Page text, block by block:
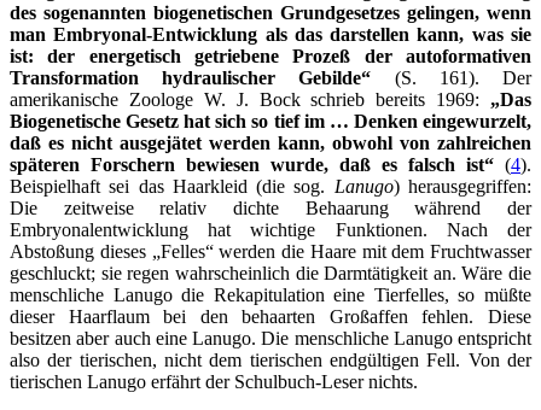
des sogenannten biogenetischen Grundgesetzes gelingen, wenn
man Embryonal-Entwicklung als das darstellen kann, was sie
ist: der energetisch getriebene Prozeß der autoformativen
Transformation hydraulischer Gebilde“ (S. 161). Der
amerikanische Zoologe W. J. Bock schrieb bereits 1969: „Das
Biogenetische Gesetz hat sich so tief im … Denken eingewurzelt,
daß es nicht ausgejätet werden kann, obwohl von zahlreichen
späteren Forschern bewiesen wurde, daß es falsch ist“ (4).
Beispielhaft sei das Haarkleid (die sog. Lanugo) herausgegriffen:
Die zeitweise relativ dichte Behaarung während der
Embryonalentwicklung hat wichtige Funktionen. Nach der
Abstoßung dieses „Felles“ werden die Haare mit dem Fruchtwasser
geschluckt; sie regen wahrscheinlich die Darmtätigkeit an. Wäre die
menschliche Lanugo die Rekapitulation eine Tierfelles, so müßte
dieser Haarflaum bei den behaarten Großaffen fehlen. Diese
besitzen aber auch eine Lanugo. Die menschliche Lanugo entspricht
also der tierischen, nicht dem tierischen endgültigen Fell. Von der
tierischen Lanugo erfährt der Schulbuch-Leser nichts.